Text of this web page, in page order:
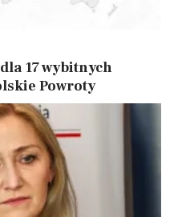
17 wybitnych
Powroty